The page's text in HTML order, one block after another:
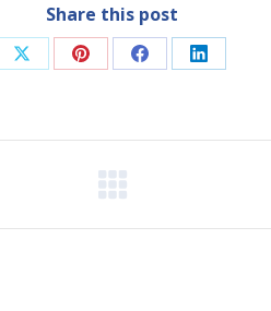
Share this post
Share
X
Share
Pinterest
Share
Facebook
Share
LinkedIn